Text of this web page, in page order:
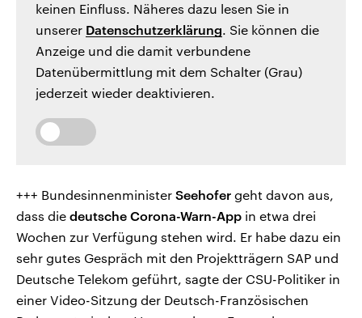
keinen Einfluss. Näheres dazu lesen Sie in
unserer Datenschutzerklärung. Sie können die
Anzeige und die damit verbundene
Datenübermittlung mit dem Schalter (Grau)
jederzeit wieder deaktivieren.
+++ Bundesinnenminister Seehofer geht davon aus,
dass die deutsche Corona-Warn-App in etwa drei
Wochen zur Verfügung stehen wird. Er habe dazu ein
sehr gutes Gespräch mit den Projektträgern SAP und
Deutsche Telekom geführt, sagte der CSU-Politiker in
einer Video-Sitzung der Deutsch-Französischen